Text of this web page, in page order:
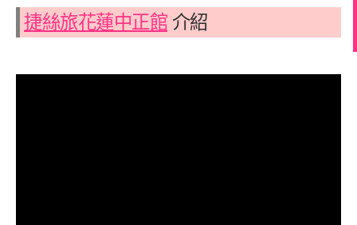
捷絲旅花蓮中正館 介紹